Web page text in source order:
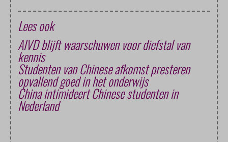
Lees ook
AIVD blijft waarschuwen voor diefstal van
kennis
Studenten van Chinese afkomst presteren
opvallend goed in het onderwijs
China intimideert Chinese studenten in
Nederland